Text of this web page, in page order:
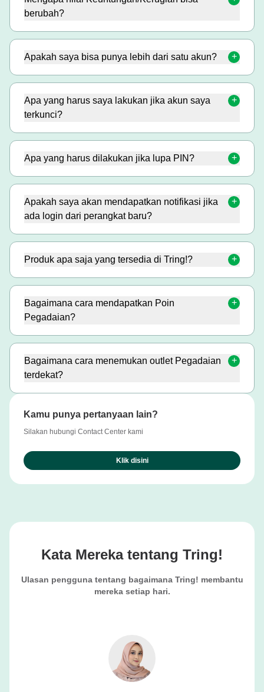
berubah?
Apakah saya bisa punya lebih dari satu akun?
Apa yang harus saya lakukan jika akun saya
terkunci?
Apa yang harus dilakukan jika lupa PIN?
Apakah saya akan mendapatkan notifikasi jika
ada login dari perangkat baru?
Produk apa saja yang tersedia di Tring!?
Bagaimana cara mendapatkan Poin
Pegadaian?
Bagaimana cara menemukan outlet Pegadaian
terdekat?
Kamu punya pertanyaan lain?
Silakan hubungi Contact Center kami
Klik disini
Kata Mereka tentang Tring!
Ulasan pengguna tentang bagaimana Tring! membantu
mereka setiap hari.